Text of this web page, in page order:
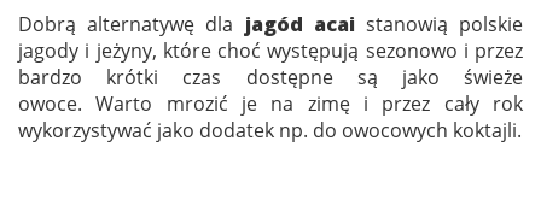
Dobrą alternatywę dla jagód acai stanowią polskie
jagody i jeżyny, które choć występują sezonowo i przez
bardzo krótki czas dostępne są jako świeże
owoce. Warto mrozić je na zimę i przez cały rok
wykorzystywać jako dodatek np. do owocowych koktajli.